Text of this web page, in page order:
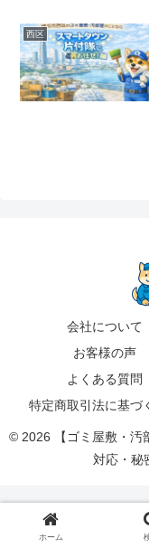
西区
会社について
お客様の声
よくある質問
特定商取引法に基づ
© 2026 【ゴミ屋敷・汚
対応・秘
ホーム